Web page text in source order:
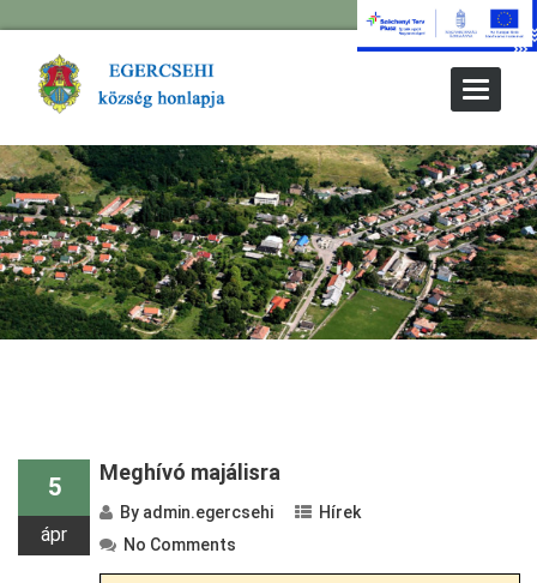
Toggle
5
ápr
Meghívó majálisra
By admin.egercsehi
Hírek
No Comments